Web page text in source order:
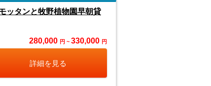
ッタンと牧野植物園早朝貸
280,000 円 ~ 330,000 円
詳細を見る